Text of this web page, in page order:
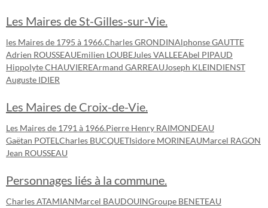
Les Maires de St-Gilles-sur-Vie.
les Maires de 1795 à 1966.Charles GRONDINAlphonse GAUTTE
Adrien ROUSSEAUEmilien LOUBEJules VALLEEAbel PIPAUD
Hippolyte CHAUVIEREArmand GARREAUJoseph KLEINDIENST
Auguste IDIER
Les Maires de Croix-de-Vie.
Les Maires de 1791 à 1966.Pierre Henry RAIMONDEAU
Gaëtan POTELCharles BUCQUETIsidore MORINEAUMarcel RAGON
Jean ROUSSEAU
Personnages liés à la commune.
Charles ATAMIANMarcel BAUDOUINGroupe BENETEAU